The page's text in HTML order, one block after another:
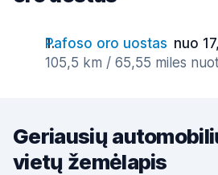
Pafoso oro uostas nuo
105,5 km / 65,55 miles
Geriausių
vietų žemėlapis